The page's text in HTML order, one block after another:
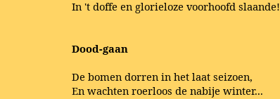
In 't doffe en glorieloze voorhoofd slaande!
Dood-gaan
De bomen dorren in het laat seizoen,
En wachten roerloos de nabije winter...